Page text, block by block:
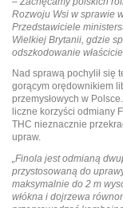
Rozwoju Wsi w sprawie
Przedstawiciele
Wielkiej Brytanii, gdzie
odszkodowanie
Nad sprawą pochylił się
gorącym orędownikiem
przemysłowych w
liczne korzyści odmiany
THC nieznacznie
upraw.
„Finola jest odmianą
przystosowaną do
maksymalnie do 2 m
włókna i dojrzewa